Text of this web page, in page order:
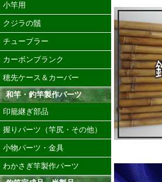
小竿用
クジラの鬚
チューブラー
カーボンブランク
穂先ケース＆カーバー
和竿・釣竿製作パーツ
印籠継ぎ部品
握りパーツ（竿尻・その他）
小物パーツ・金具
わかさぎ竿製作パーツ